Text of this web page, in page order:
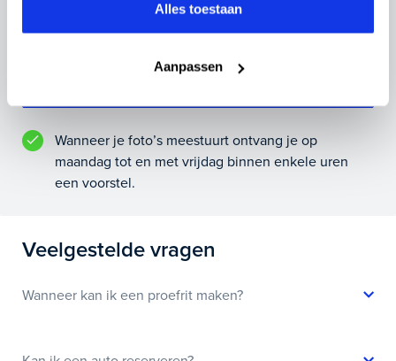
Alles toestaan
Aanpassen
Wanneer je foto’s meestuurt ontvang je op
maandag tot en met vrijdag binnen enkele uren
een voorstel.
Veelgestelde vragen
Wanneer kan ik een proefrit maken?